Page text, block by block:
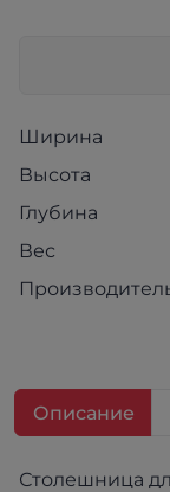
Ширина
Высота
Глубина
Вес
Описание
Столешница